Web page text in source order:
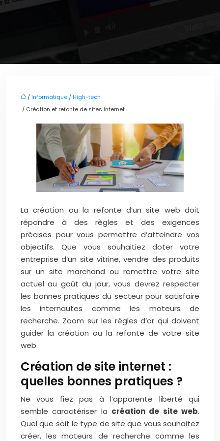
/Informatique / High-tech
/ Création et refonte de sites internet
La création ou la refonte d’un site web doit
répondre à des règles et des exigences
précises pour vous permettre d’atteindre vos
objectifs. Que vous souhaitiez doter votre
entreprise d’un site vitrine, vendre des produits
sur un site marchand ou remettre votre site
actuel au goût du jour, vous devrez respecter
les bonnes pratiques du secteur pour satisfaire
les internautes comme les moteurs de
recherche. Zoom sur les règles d’or qui doivent
guider la création ou la refonte de votre site
web.
Création de site internet :
quelles bonnes pratiques ?
Ne vous fiez pas à l’apparente liberté qui
semble caractériser la création de site web.
Quel que soit le type de site que vous souhaitez
créer, les moteurs de recherche comme les